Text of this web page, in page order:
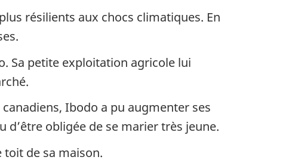
résilients aux chocs climatiques. En
Sa petite exploitation agricole lui
Ibodo a pu augmenter ses
obligée de se marier très jeune.
toit de sa maison.